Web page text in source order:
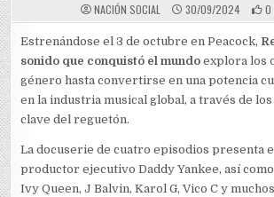
NACIÓN SOCIAL 30/09/2024 0
Estrenándose el 3 de octubre en Peacock,
sonido que conquistó el mundo explora los
género hasta convertirse en una potencia
en la industria musical global, a través de
clave del reguetón.
La docuserie de cuatro episodios presenta
productor ejecutivo Daddy Yankee, así como
Ivy Queen, J Balvin, Karol G, Vico C y